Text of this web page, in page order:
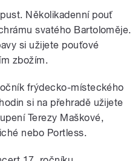
Několikadenní pouť
svatého Bartoloměje.
si užijete pouťové
zbožím.
frýdecko-místeckého
si na přehradě užijete
Terezy Maškové,
nebo Portless.